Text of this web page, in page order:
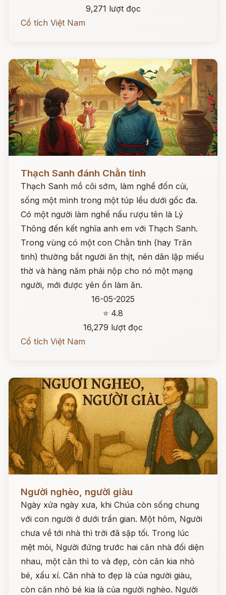
9,271 lượt đọc
Cổ tích Việt Nam
Thạch Sanh đánh Chằn tinh
Thạch Sanh mồ côi sớm, làm nghề đốn củi,
sống một mình trong một túp lều dưới gốc đa.
Có một người làm nghề nấu rượu tên là Lý
Thông đến kết nghĩa anh em với Thạch Sanh.
Trong vùng có một con Chằn tinh (hay Trăn
tinh) thường bắt người ăn thịt, nên dân lập miếu
thờ và hàng năm phải nộp cho nó một mạng
người, mới được yên ổn làm ăn.
16-05-2025
⭐ 4.8
16,279 lượt đọc
Cổ tích Việt Nam
Người nghèo, người giàu
Ngày xửa ngày xưa, khi Chúa còn sống chung
với con người ở dưới trần gian. Một hôm, Người
chưa về tới nhà thì trời đã sập tối. Trong lúc
mệt mỏi, Người đứng trước hai căn nhà đối diện
nhau, một căn thì to và đẹp, còn căn kia nhỏ
bé, xấu xí. Căn nhà to đẹp là của người giàu,
còn căn nhỏ bé kia là của người nghèo. Người